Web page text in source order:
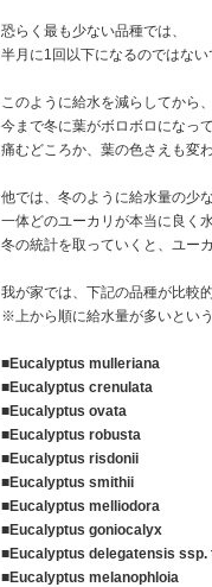
恐らく最も少ない品種では、
半月に1回以下になるのではな
このように給水を減らしてから
今まで冬に葉がボロボロになっ
痛むどころか、葉の色さえも変
他では、冬のように給水量の少
一体どのユーカリが本当に良く
冬の統計を取っていくと、ユー
我が家では、下記の品種が比較
※上から順に給水量が多いとい
■Eucalyptus mulleriana
■Eucalyptus crenulata
■Eucalyptus ovata
■Eucalyptus robusta
■Eucalyptus risdonii
■Eucalyptus smithii
■Eucalyptus melliodora
■Eucalyptus goniocalyx
■Eucalyptus delegatensis
■Eucalyptus melanophloia